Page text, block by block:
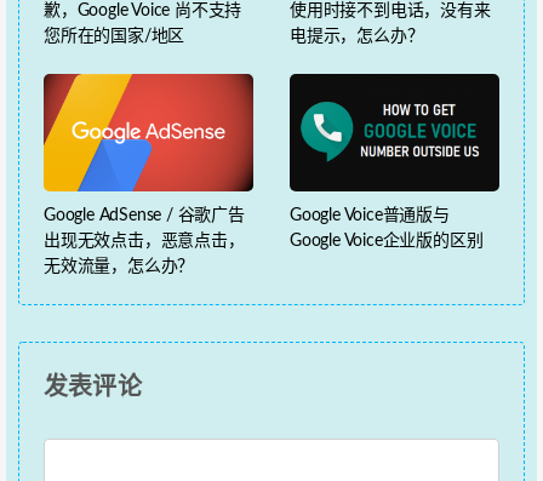
歉，Google Voice 尚不支持
您所在的国家/地区
使用时接不到电话，没有来
电提示，怎么办？
Google AdSense / 谷歌广告
出现无效点击，恶意点击，
无效流量，怎么办？
Google Voice普通版与
Google Voice企业版的区别
发表评论